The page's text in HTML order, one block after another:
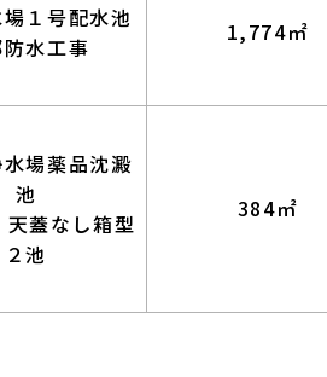
１号配水池
水工事
1,774㎡
場薬品沈澱
池
天蓋なし箱型
２池
384㎡